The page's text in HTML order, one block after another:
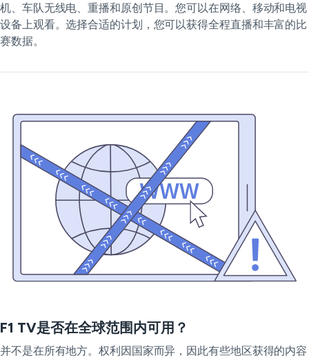
机、车队无线电、重播和原创节目。您可以在网络、移动和电视
设备上观看。选择合适的计划，您可以获得全程直播和丰富的比
赛数据。
F1 TV是否在全球范围内可用？
并不是在所有地方。权利因国家而异，因此有些地区获得的内容